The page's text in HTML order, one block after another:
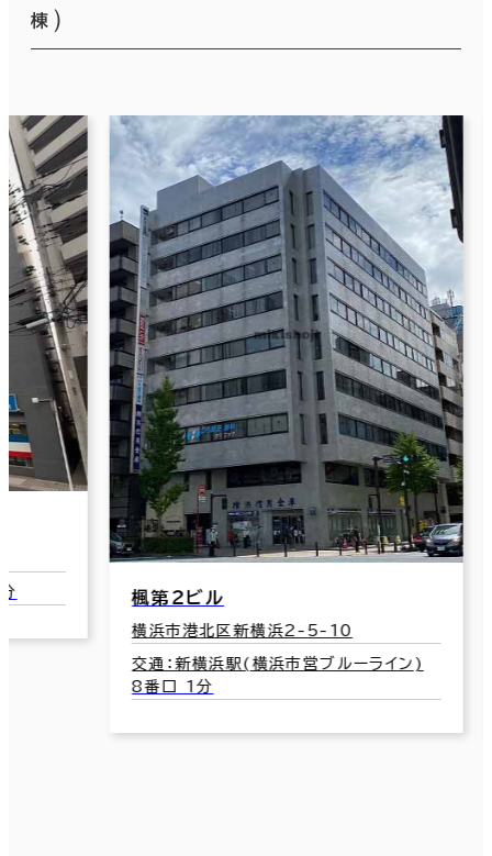
棟 ）
楓第２ビル
横浜市港北区新横浜2-5-10
交通：新横浜駅(横浜市営ブルーライン)
8番口 1分